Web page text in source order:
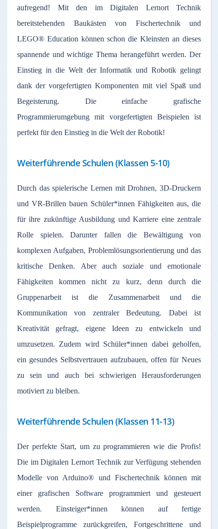
aufregend! Mit den im Digitalen Lernort Technik
bereitstehenden Baukästen von Fischertechnik und
LEGO® Education können schon die Kleinsten an dieses
spannende und wichtige Thema herangeführt werden. Der
Einstieg in die Welt der Informatik und Robotik gelingt
dank der vorgefertigten Komponenten mit viel Spaß und
Begeisterung. Die einfache grafische
Programmierumgebung mit vorgefertigten Beispielen ist
perfekt für den Einstieg in die Welt der Robotik!
Weiterführende Schulen (Klassen 5-10)
Durch das spielerische Lernen mit Drohnen, 3D-Druckern
und VR-Brillen bauen Schüler*innen Fähigkeiten aus, die
für ihre zukünftige Ausbildung und Karriere eine zentrale
Rolle spielen. Darunter fallen die Bewältigung von
komplexen Aufgaben, Problemlösungsorientierung und das
kritische Denken. Aber auch soziale und emotionale
Fähigkeiten kommen nicht zu kurz, denn durch die
Gruppenarbeit ist die Zusammenarbeit und die
Kommunikation von zentraler Bedeutung. Dabei ist
Kreativität gefragt, eigene Ideen zu entwickeln und
umzusetzen. Zudem wird Schüler*innen dabei geholfen,
ein gesundes Selbstvertrauen aufzubauen, offen für Neues
zu sein und auch bei schwierigen Herausforderungen
motiviert zu bleiben.
Weiterführende Schulen (Klassen 11-13)
Der perfekte Start, um zu programmieren wie die Profis!
Die im Digitalen Lernort Technik zur Verfügung stehenden
Modelle von Arduino® und Fischertechnik können mit
einer grafischen Software programmiert und gesteuert
werden. Einsteiger*innen können auf fertige
Beispielprogramme zurückgreifen, Fortgeschrittene und